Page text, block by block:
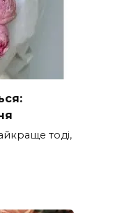
тоді,